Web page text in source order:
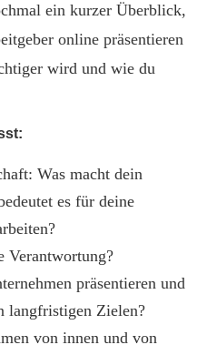
ein kurzer Überblick,
online präsentieren
wird und wie du
Was macht dein
es für deine
Verantwortung?
präsentieren und
langfristigen Zielen?
von innen und von